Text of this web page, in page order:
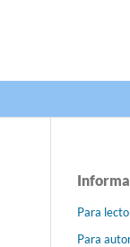
Para
Para